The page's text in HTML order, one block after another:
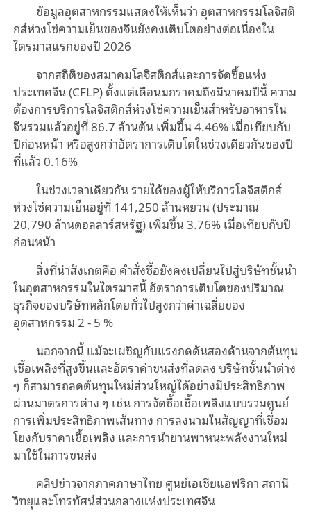
Video
ข้อมูลอุตสาหกรรมแสดงให้เห็นว่า อุตสาหกรรมโลจิสติ
กส์ห่วงโซ่ความเย็นของจีนยังคงเติบโตอย่างต่อเนื่องใน
ไตรมาสแรกของปี 2026
จากสถิติของสมาคมโลจิสติกส์และการจัดซื้อแห่ง
ประเทศจีน (CFLP) ตั้งแต่เดือนมกราคมถึงมีนาคมปีนี้ ความ
ต้องการบริการโลจิสติกส์ห่วงโซ่ความเย็นสำหรับอาหารใน
จีนรวมแล้วอยู่ที่ 86.7 ล้านตัน เพิ่มขึ้น 4.46% เมื่อเทียบกับ
ปีก่อนหน้า หรือสูงกว่าอัตราการเติบโตในช่วงเดียวกันของปี
ที่แล้ว 0.16%
ในช่วงเวลาเดียวกัน รายได้ของผู้ให้บริการโลจิสติกส์
ห่วงโซ่ความเย็นอยู่ที่ 141,250 ล้านหยวน (ประมาณ
20,790 ล้านดอลลาร์สหรัฐ) เพิ่มขึ้น 3.76% เมื่อเทียบกับปี
ก่อนหน้า
สิ่งที่น่าสังเกตคือ คำสั่งซื้อยังคงเปลี่ยนไปสู่บริษัทชั้นนำ
ในอุตสาหกรรมในไตรมาสนี้ อัตราการเติบโตของปริมาณ
ธุรกิจของบริษัทหลักโดยทั่วไปสูงกว่าค่าเฉลี่ยของ
อุตสาหกรรม 2 - 5 %
นอกจากนี้ แม้จะเผชิญกับแรงกดดันสองด้านจากต้นทุน
เชื้อเพลิงที่สูงขึ้นและอัตราค่าขนส่งที่ลดลง บริษัทชั้นนำต่าง
ๆ ก็สามารถลดต้นทุนใหม่ส่วนใหญ่ได้อย่างมีประสิทธิภาพ
ผ่านมาตรการต่าง ๆ เช่น การจัดซื้อเชื้อเพลิงแบบรวมศูนย์
การเพิ่มประสิทธิภาพเส้นทาง การลงนามในสัญญาที่เชื่อม
โยงกับราคาเชื้อเพลิง และการนำยานพาหนะพลังงานใหม่
มาใช้ในการขนส่ง
คลิปข่าวจากภาคภาษาไทย ศูนย์เอเชียแอฟริกา สถานี
วิทยุและโทรทัศน์ส่วนกลางแห่งประเทศจีน